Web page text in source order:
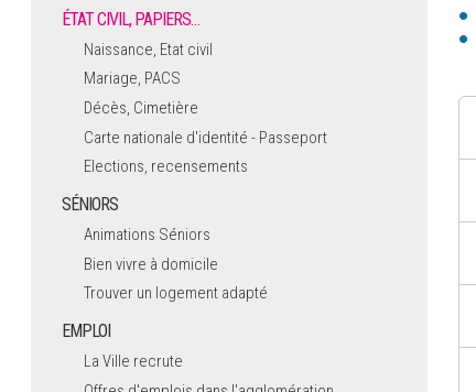
ÉTAT CIVIL, PAPIERS…
Naissance, Etat civil
Mariage, PACS
Décès, Cimetière
Carte nationale d'identité - Passeport
Elections, recensements
SÉNIORS
Animations Séniors
Bien vivre à domicile
Trouver un logement adapté
EMPLOI
La Ville recrute